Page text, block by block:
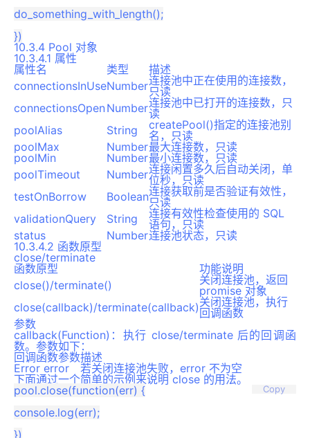
do_something_with_length();
10.3.4 Pool 对象
10.3.4.1 属性
属性名
类型
描述
connectionsInUseNumber连接池中正在使用的连接数，
只读
connectionsOpen Number连接池中已打开的连接数，只
读
poolAlias
String
createPool()指定的连接池别
名，只读
poolMax
Number最大连接数，只读
poolMin
Number最小连接数，只读
poolTimeout
Number连接闲置多久后自动关闭，单
位秒，只读
testOnBorrow
Boolean连接获取前是否验证有效性，
只读
validationQuery
String
连接有效性检查使用的 SQL
语句，只读
status
Number连接池状态，只读
10.3.4.2 函数原型
close/terminate
函数原型
功能说明
close()/terminate()
关闭连接池，返回
promise 对象
close(callback)/terminate(callback)关闭连接池，执行
回调函数
参数
callback(Function)：执行 close/terminate 后的回调函
数。参数如下：
回调函数参数描述
Error error
若关闭连接池失败，error 不为空
下面通过一个简单的示例来说明 close 的用法。
Copy
pool.close(function(err) {
console.log(err);